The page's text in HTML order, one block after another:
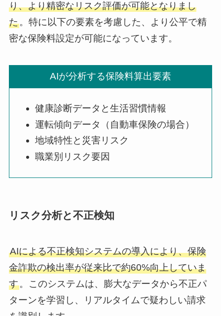
り、より精密なリスク評価が可能となりまし
た。特に以下の要素を考慮した、より公平で精
密な保険料設定が可能になっています。
AIが分析する保険料算出要素
健康診断データと生活習慣情報
運転傾向データ（自動車保険の場合）
地域特性と災害リスク
職業別リスク要因
リスク分析と不正検知
AIによる不正検知システムの導入により、保険
金詐欺の検出率が従来比で約60%向上していま
す。このシステムは、膨大なデータから不正パ
ターンを学習し、リアルタイムで疑わしい請求